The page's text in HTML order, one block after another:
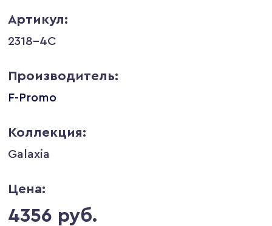
Артикул:
2318-4C
Производитель:
F-Promo
Коллекция:
Galaxia
Цена:
4356 руб.